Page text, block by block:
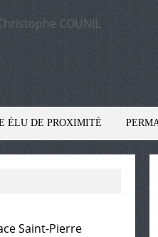
ÉLU DE PROXIMITÉ
Saint-Pierre